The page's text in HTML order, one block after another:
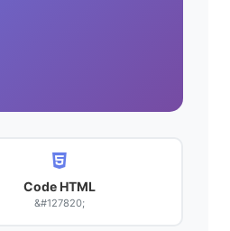
Code HTML
&#127820;